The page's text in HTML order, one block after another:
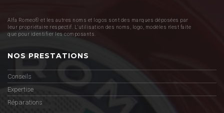
Alfa Romeo® et les autres noms et logos sont des marques déposées par
leur propriétaire respectif. L'utilisation des noms, logo, modèles n'est faite
que pour identifier les composants.
NOS PRESTATIONS
Conseils
Expertise
Réparations